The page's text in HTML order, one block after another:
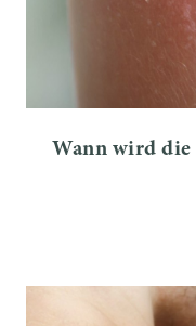
Wann wird die